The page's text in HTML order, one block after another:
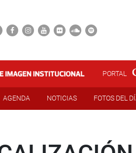
PORTAL
AGENDA NOTICIAS FOTOS DEL